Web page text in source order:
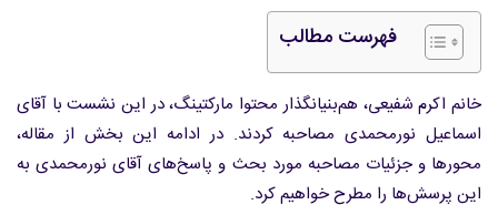
فهرست مطالب
خانم اکرم شفیعی، هم‌بنیانگذار محتوا مارکتینگ، در این نشست با آقای
اسماعیل نورمحمدی مصاحبه کردند. در ادامه این بخش از مقاله،
محورها و جزئیات مصاحبه مورد بحث و پاسخ‌های آقای نورمحمدی به
این پرسش‌ها را مطرح خواهیم کرد.